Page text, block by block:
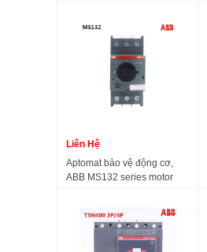
A95A110-30-11
Liên Hệ
Aptomat bảo vệ động cơ,
ABB MS132 series motor